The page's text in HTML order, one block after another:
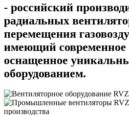
- российский
радиальных
перемещения
имеющий современное
оснащенное
оборудованием.